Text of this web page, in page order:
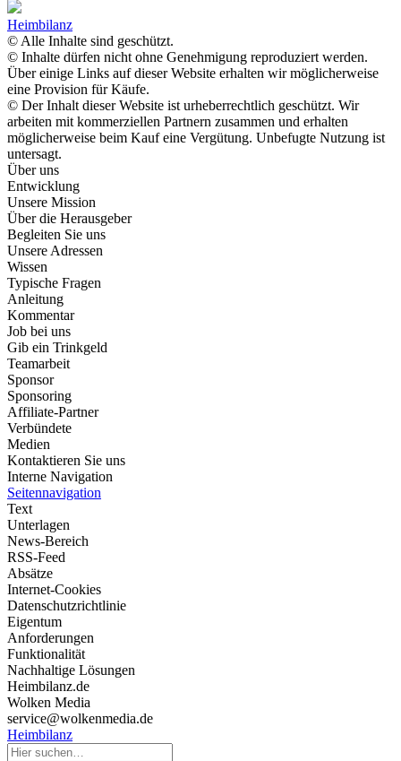
Heimbilanz
© Alle Inhalte sind geschützt.
© Inhalte dürfen nicht ohne Genehmigung reproduziert werden.
Über einige Links auf dieser Website erhalten wir möglicherweise
eine Provision für Käufe.
© Der Inhalt dieser Website ist urheberrechtlich geschützt. Wir
arbeiten mit kommerziellen Partnern zusammen und erhalten
möglicherweise beim Kauf eine Vergütung. Unbefugte Nutzung ist
untersagt.
Über uns
Entwicklung
Unsere Mission
Über die Herausgeber
Begleiten Sie uns
Unsere Adressen
Wissen
Typische Fragen
Anleitung
Kommentar
Job bei uns
Gib ein Trinkgeld
Teamarbeit
Sponsor
Sponsoring
Affiliate-Partner
Verbündete
Medien
Kontaktieren Sie uns
Interne Navigation
Seitennavigation
Text
Unterlagen
News-Bereich
RSS-Feed
Absätze
Internet-Cookies
Datenschutzrichtlinie
Eigentum
Anforderungen
Funktionalität
Nachhaltige Lösungen
Heimbilanz.de
Wolken Media
service@wolkenmedia.de
Heimbilanz